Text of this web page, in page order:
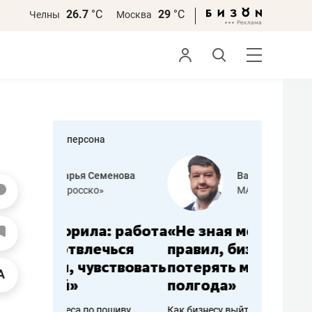
Челны 26.7 °С Москва 29 °С
персона
работа
Василь Мазитов
«Не зная местных
правил, бизнес может
потерять минимум
полгода»